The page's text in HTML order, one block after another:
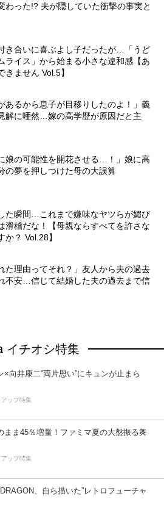
わった!? 夫が隠していた衝撃の事実と
き合いに喜ぶよし子だったが…「うど
ライス」から始まる小さな違和感【あ
きません Vol.5】
あるから息子が目移りしたのよ！」義
解に唖然…嫁の高学歴が原因だと主
娘の可能性を開花させる…！」娘に高
の夢を押しつけた母の大誤算
た瞬間…これまで嫌味なヤツらが媚び
滑稽だな！【母親ならすべてを許さな
か？ Vol.28】
た理由ってそれ？」友人から夫の過去
不安…信じて結婚した夫の過去まで信
イチオシ特集
×向井康二“両片思い”にキュンが止まら
アップ特集
まま45％増量！ファミマ夏の大盤振る舞
アップ特集
、自ら描いた”レトロフューチャ